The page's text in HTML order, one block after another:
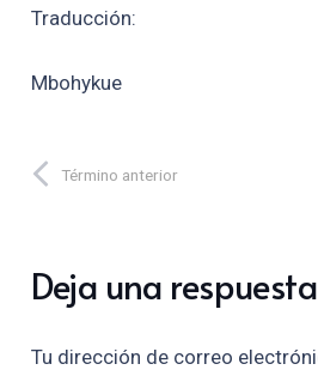
Traducción:
Mbohykue
Término anterior
Deja una respuesta
Tu dirección de correo